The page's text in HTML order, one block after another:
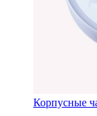
Корпусные